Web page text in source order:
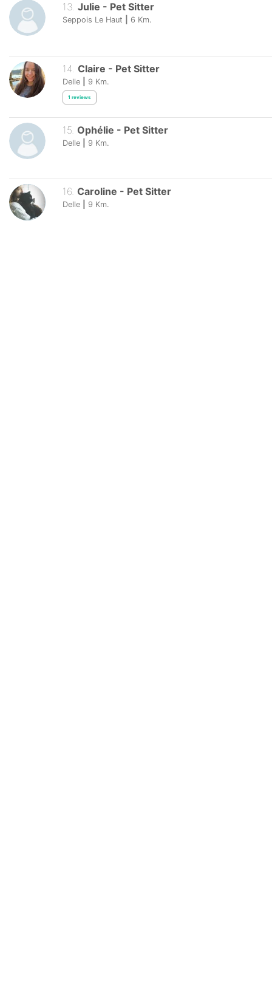
13. Julie - Pet Sitter
Seppois Le Haut 6 Km.
14 Claire - Pet Sitter
Delle 9 Km.
1 reviews
15 Ophélie - Pet Sitter
Delle 9 Km.
16 Caroline - Pet Sitter
Delle 9 Km.